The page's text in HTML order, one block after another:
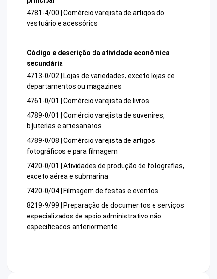
4781-4/00 | Comércio varejista de artigos do
vestuário e acessórios
Código e descrição da atividade econômica
secundária
4713-0/02 | Lojas de variedades, exceto lojas de
departamentos ou magazines
4761-0/01 | Comércio varejista de livros
4789-0/01 | Comércio varejista de suvenires,
bijuterias e artesanatos
4789-0/08 | Comércio varejista de artigos
fotográficos e para filmagem
7420-0/01 | Atividades de produção de fotografias,
exceto aérea e submarina
7420-0/04 | Filmagem de festas e eventos
8219-9/99 | Preparação de documentos e serviços
especializados de apoio administrativo não
especificados anteriormente